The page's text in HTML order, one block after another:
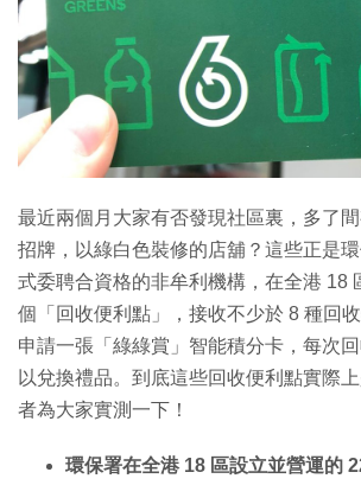
最近兩個月大家有否發現社區裏，多了
招牌，以綠白色裝修的店舖？這些正是
式委聘合資格的非牟利機構，在全港 18
個「回收便利點」，接收不少於 8 種回
申請一張「綠綠賞」智能積分卡，每次
以兌換禮品。到底這些回收便利點實際
者為大家實測一下！
環保署在全港 18 區設立並營運的